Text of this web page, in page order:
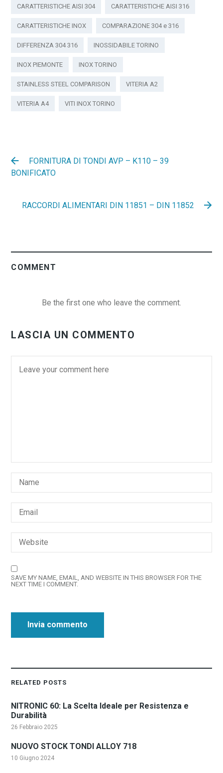
CARATTERISTICHE AISI 304 CARATTERISTICHE AISI 316
CARATTERISTICHE INOX COMPARAZIONE 304 e 316
DIFFERENZA 304 316 INOSSIDABILE TORINO
INOX PIEMONTE INOX TORINO
STAINLESS STEEL COMPARISON VITERIA A2
VITERIA A4 VITI INOX TORINO
FORNITURA DI TONDI AVP – K110 – 39
BONIFICATO
RACCORDI ALIMENTARI DIN 11851 – DIN 11852
COMMENT
Be the first one who leave the comment.
LASCIA UN COMMENTO
SAVE MY NAME, EMAIL, AND WEBSITE IN THIS BROWSER FOR THE
NEXT TIME I COMMENT.
RELATED POSTS
NITRONIC 60: La Scelta Ideale per Resistenza e
Durabilità
26 Febbraio 2025
NUOVO STOCK TONDI ALLOY 718
10 Giugno 2024